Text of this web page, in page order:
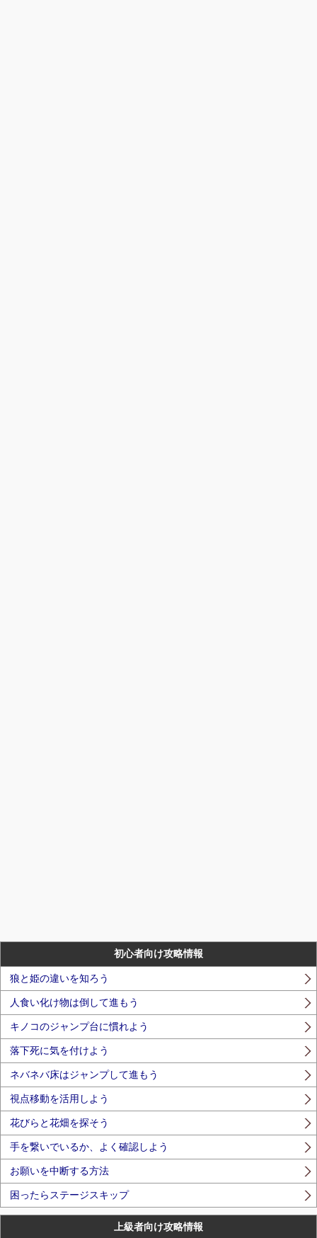
初心者向け攻略情報
狼と姫の違いを知ろう
人食い化け物は倒して進もう
キノコのジャンプ台に慣れよう
落下死に気を付けよう
ネバネバ床はジャンプして進もう
視点移動を活用しよう
花びらと花畑を探そう
手を繋いでいるか、よく確認しよう
お願いを中断する方法
困ったらステージスキップ
上級者向け攻略情報